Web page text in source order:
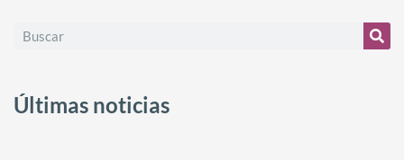
Últimas noticias